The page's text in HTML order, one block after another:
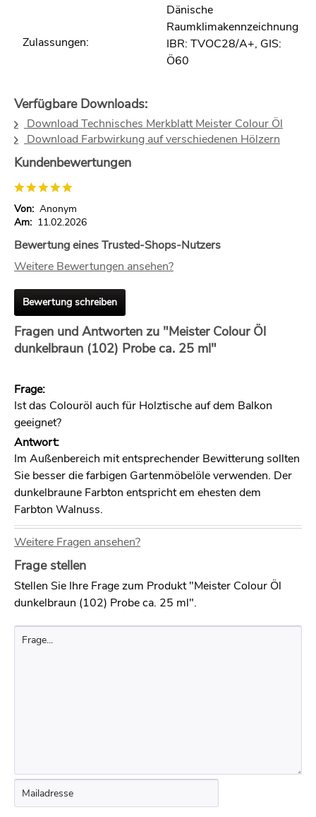
Zulassungen:
Dänische
Raumklimakennzeichnung
IBR: TVOC28/A+, GIS:
Ö60
Verfügbare Downloads:
Download Technisches Merkblatt Meister Colour Öl
Download Farbwirkung auf verschiedenen Hölzern
Kundenbewertungen
Von: Anonym
Am: 11.02.2026
Bewertung eines Trusted-Shops-Nutzers
Weitere Bewertungen ansehen?
Bewertung schreiben
Fragen und Antworten zu "Meister Colour Öl
dunkelbraun (102) Probe ca. 25 ml"
Frage:
Ist das Colouröl auch für Holztische auf dem Balkon
geeignet?
Antwort:
Im Außenbereich mit entsprechender Bewitterung sollten
Sie besser die farbigen Gartenmöbelöle verwenden. Der
dunkelbraune Farbton entspricht em ehesten dem
Farbton Walnuss.
Weitere Fragen ansehen?
Frage stellen
Stellen Sie Ihre Frage zum Produkt "Meister Colour Öl
dunkelbraun (102) Probe ca. 25 ml".